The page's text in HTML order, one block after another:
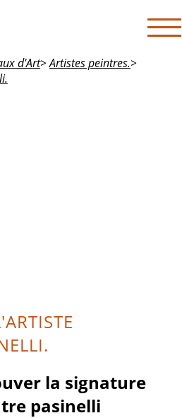
d'Art>Artistes peintres.>
la signature
pasinelli